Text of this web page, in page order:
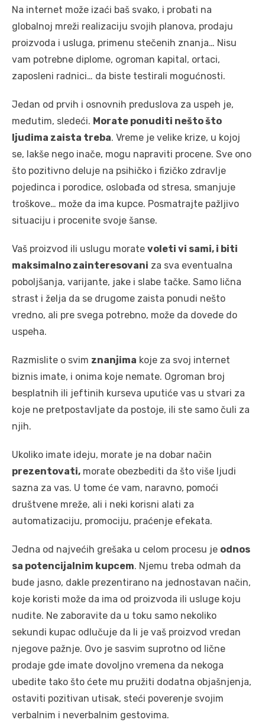
Na internet može izaći baš svako, i probati na
globalnoj mreži realizaciju svojih planova, prodaju
proizvoda i usluga, primenu stečenih znanja… Nisu
vam potrebne diplome, ogroman kapital, ortaci,
zaposleni radnici… da biste testirali mogućnosti.
Jedan od prvih i osnovnih preduslova za uspeh je,
međutim, sledeći. Morate ponuditi nešto što
ljudima zaista treba. Vreme je velike krize, u kojoj
se, lakše nego inače, mogu napraviti procene. Sve ono
što pozitivno deluje na psihičko i fizičko zdravlje
pojedinca i porodice, oslobađa od stresa, smanjuje
troškove… može da ima kupce. Posmatrajte pažljivo
situaciju i procenite svoje šanse.
Vaš proizvod ili uslugu morate voleti vi sami, i biti
maksimalno zainteresovani za sva eventualna
poboljšanja, varijante, jake i slabe tačke. Samo lična
strast i želja da se drugome zaista ponudi nešto
vredno, ali pre svega potrebno, može da dovede do
uspeha.
Razmislite o svim znanjima koje za svoj internet
biznis imate, i onima koje nemate. Ogroman broj
besplatnih ili jeftinih kurseva uputiće vas u stvari za
koje ne pretpostavljate da postoje, ili ste samo čuli za
njih.
Ukoliko imate ideju, morate je na dobar način
prezentovati, morate obezbediti da što više ljudi
sazna za vas. U tome će vam, naravno, pomoći
društvene mreže, ali i neki korisni alati za
automatizaciju, promociju, praćenje efekata.
Jedna od najvećih grešaka u celom procesu je odnos
sa potencijalnim kupcem. Njemu treba odmah da
bude jasno, dakle prezentirano na jednostavan način,
koje koristi može da ima od proizvoda ili usluge koju
nudite. Ne zaboravite da u toku samo nekoliko
sekundi kupac odlučuje da li je vaš proizvod vredan
njegove pažnje. Ovo je sasvim suprotno od lične
prodaje gde imate dovoljno vremena da nekoga
ubedite tako što ćete mu pružiti dodatna objašnjenja,
ostaviti pozitivan utisak, steći poverenje svojim
verbalnim i neverbalnim gestovima.